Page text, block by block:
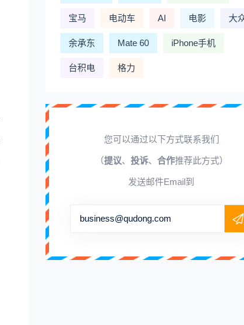
宝马 电动车 AI 电影 大
余承东 Mate 60 iPhone手机
台积电 格力
您可以通过以下方式联系我们
（提议、 投诉、 合作推荐此方式）
发送邮件Email到
business@qudong.com